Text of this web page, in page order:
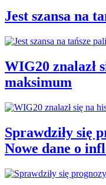
Jest szansa na
WIG20 znalazł
maksimum
Sprawdziły się
Nowe dane o